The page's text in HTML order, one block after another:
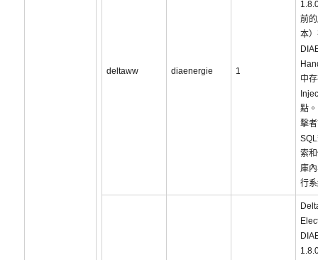
deltaww diaenergie 1
前
本
中
點
擊
索
庫
行